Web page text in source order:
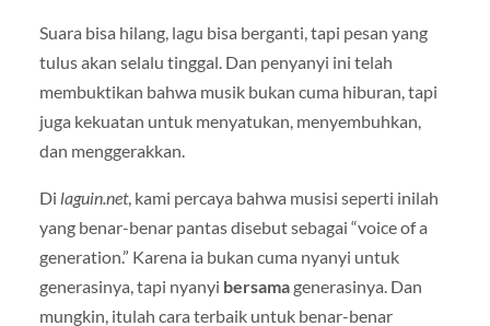
Suara bisa hilang, lagu bisa berganti, tapi pesan yang
tulus akan selalu tinggal. Dan penyanyi ini telah
membuktikan bahwa musik bukan cuma hiburan, tapi
juga kekuatan untuk menyatukan, menyembuhkan,
dan menggerakkan.
Di laguin.net, kami percaya bahwa musisi seperti inilah
yang benar-benar pantas disebut sebagai “voice of a
generation.” Karena ia bukan cuma nyanyi untuk
generasinya, tapi nyanyi bersamagenerasinya. Dan
mungkin, itulah cara terbaik untuk benar-benar